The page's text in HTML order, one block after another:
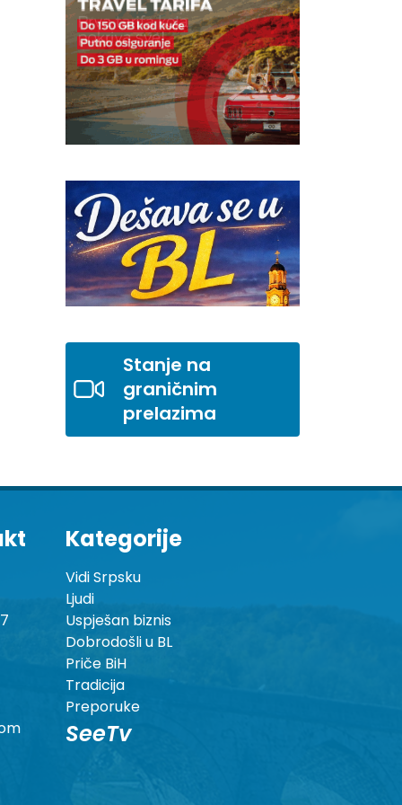
Stanje na
graničnim
prelazima
Kategorije
Vidi Srpsku
Ljudi
Uspješan biznis
Dobrodošli u BL
Priče BiH
Tradicija
Preporuke
SeeTv